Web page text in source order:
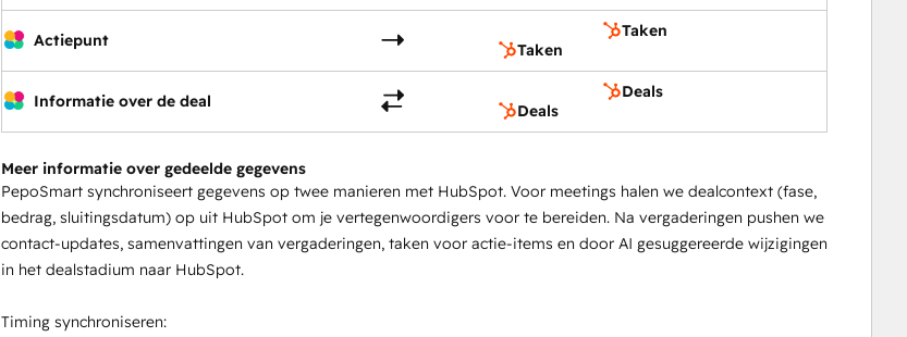
Actiepunt
Taken
Taken
Informatie over de deal
Deals
Deals
Meer informatie over gedeelde gegevens
PepoSmart synchroniseert gegevens op twee manieren met HubSpot. Voor meetings halen we dealcontext (fase,
bedrag, sluitingsdatum) op uit HubSpot om je vertegenwoordigers voor te bereiden. Na vergaderingen pushen we
contact-updates, samenvattingen van vergaderingen, taken voor actie-items en door AI gesuggereerde wijzigingen
in het dealstadium naar HubSpot.
Timing synchroniseren: